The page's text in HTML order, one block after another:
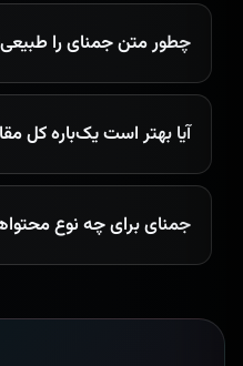
چطور متن جمنای را
آیا بهتر است یک‌باره کل
جمنای برای چه نوع